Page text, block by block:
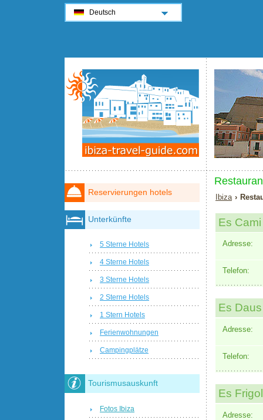
Ibiza ›
Es
Adresse:
Telefon:
Es Daus
Adresse:
Telefon:
Es
Adresse:
Reservierungen hotels
Unterkünfte
5 Sterne Hotels
4 Sterne Hotels
3 Sterne Hotels
2 Sterne Hotels
1 Stern Hotels
Ferienwohnungen
Campingplätze
Tourismusauskunft
Fotos Ibiza
Deutsch